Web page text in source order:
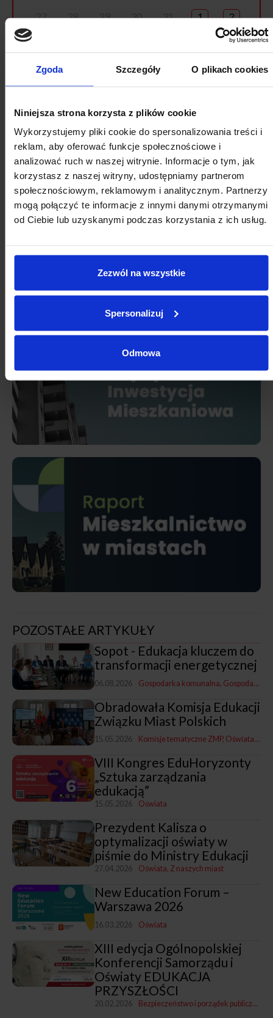
Zgoda Szczegóły O plikach cookies
Niniejsza strona korzysta z plików cookie
Wykorzystujemy pliki cookie do spersonalizowania treści i
reklam, aby oferować funkcje społecznościowe i
analizować ruch w naszej witrynie. Informacje o tym, jak
korzystasz z naszej witryny, udostępniamy partnerom
społecznościowym, reklamowym i analitycznym. Partnerzy
mogą połączyć te informacje z innymi danymi otrzymanymi
od Ciebie lub uzyskanymi podczas korzystania z ich usług.
Zezwól na wszystkie
Spersonalizuj
Odmowa
27 28 29 30 31 1 2
9
10 15 16
17 18
24 25 26 27 28 29
31 1 2 3 4 5 6
POZOSTAŁE ARTYKUŁY
Sopot - Edukacja kluczem do
transformacji energetycznej
06.08.2026 Gospodarka komunalna Gospodarka i promocja
Obradowała Komisja Edukacji
Związku Miast Polskich
15.05.2026 Komisje tematyczne ZMP Oświata Z
VIII Kongres EduHoryzonty
„Sztuka zarządzania
edukacją”
15.05.2026 Oświata
Prezydent Kalisza o
optymalizacji oświaty w
piśmie do Ministry Edukacji
27.04.2026 Oświata Z naszych miast
New Education Forum –
Warszawa 2026
16.03.2026 Oświata
XIII edycja Ogólnopolskiej
Konferencji Samorządu i
Oświaty EDUKACJA
PRZYSZŁOŚCI
20.02.2026 Bezpieczeństwo i porządek publiczny